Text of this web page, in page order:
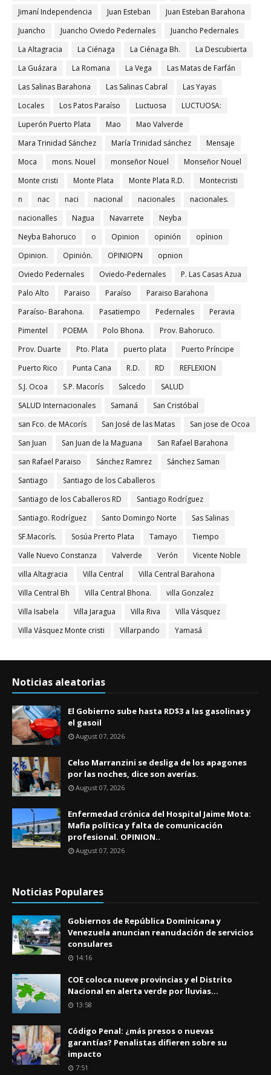
Jimaní Independencia
Juan Esteban
Juan Esteban Barahona
Juancho
Juancho Oviedo Pedernales
Juancho Pedernales
La Altagracia
La Ciénaga La Ciénaga Bh.
La Descubierta
La Guázara
La Romana La Vega
Las Matas de Farfán
Las Salinas Barahona
Las Salinas Cabral
Las Yayas
Locales
Los Patos Paraíso Luctuosa
LUCTUOSA:
Luperón Puerto Plata
Mao
Mao Valverde
Mara Trinidad Sánchez
María Trinidad sánchez
Mensaje
Moca
mons. Nouel monseñor Nouel
Monseñor Nouel
Monte cristi
Monte Plata Monte Plata R.D.
Montecristi
n
nac naci nacional nacionales
nacionales.
nacionalles
Nagua Navarrete
Neyba
Neyba Bahoruco
o Opinion opinión
opìnion
Opinion.
Opinión. OPINIOPN
opnion
Oviedo Pedernales
Oviedo-Pedernales
P. Las Casas Azua
Palo Alto
Paraiso Paraíso
Paraiso Barahona
Paraíso- Barahona.
Pasatiempo Pedernales
Peravia
Pimentel
POEMA Polo Bhona.
Prov. Bahoruco.
Prov. Duarte
Pto. Plata puerto plata
Puerto Príncipe
Puerto Rico
Punta Cana R.D. RD
REFLEXION
S.J. Ocoa
S.P. Macorís Salcedo
SALUD
SALUD Internacionales
Samaná
San Cristóbal
san Fco. de MAcorís
San José de las Matas
San jose de Ocoa
San Juan
San Juan de la Maguana
San Rafael Barahona
san Rafael Paraiso
Sánchez Ramrez
Sánchez Saman
Santiago
Santiago de los Caballeros
Santiago de los Caballeros RD
Santiago Rodríguez
Santiago. Rodríguez
Santo Domingo Norte
Sas Salinas
SF.Macorís.
Sosúa Prerto Plata Tamayo
Tiempo
Valle Nuevo Constanza
Valverde Verón
Vicente Noble
villa Altagracia
Villa Central
Villa Central Barahona
Villa Central Bh
Villa Central Bhona.
villa Gonzalez
Villa Isabela
Villa Jaragua Villa Riva
Villa Vásquez
Villa Vásquez Monte cristi
Villarpando Yamasá
Noticias aleatorias
El Gobierno sube hasta RD$3 a las gasolinas y
el gasoil
August 07, 2026
Celso Marranzini se desliga de los apagones
por las noches, dice son averías.
August 07, 2026
Enfermedad crónica del Hospital Jaime Mota:
Mafia política y falta de comunicación
profesional. OPINION..
August 07, 2026
Noticias Populares
Gobiernos de República Dominicana y
Venezuela anuncian reanudación de servicios
consulares
14:16
COE coloca nueve provincias y el Distrito
Nacional en alerta verde por lluvias...
13:58
Código Penal: ¿más presos o nuevas
garantías? Penalistas difieren sobre su
impacto
7:51